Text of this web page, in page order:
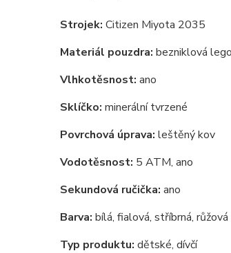
Strojek: Citizen Miyota 2035
Materiál pouzdra: bezniklová
Vlhkotěsnost: ano
Sklíčko: minerální tvrzené
Povrchová úprava: leštěný kov
Vodotěsnost: 5 ATM, ano
Sekundová ručička: ano
Barva: bílá, fialová, stříbrná, růžová
Typ produktu: dětské, dívčí